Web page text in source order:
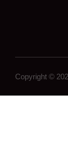
Copyright ©